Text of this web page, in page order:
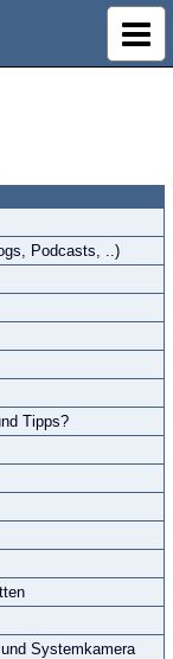
Podcasts, ..)
Tipps?
Systemkamera